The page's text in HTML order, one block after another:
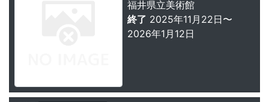
福井県立美術館
終了 2025年11月22日〜
2026年1月12日